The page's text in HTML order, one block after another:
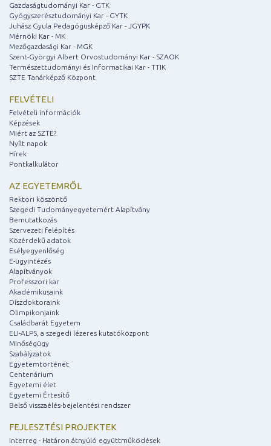
Gazdaságtudományi Kar - GTK
Gyógyszerésztudományi Kar - GYTK
Juhász Gyula Pedagógusképző Kar - JGYPK
Mérnöki Kar - MK
Mezőgazdasági Kar - MGK
Szent-Györgyi Albert Orvostudományi Kar - SZAOK
Természettudományi és Informatikai Kar - TTIK
SZTE Tanárképző Központ
FELVÉTELI
Felvételi információk
Képzések
Miért az SZTE?
Nyílt napok
Hírek
Pontkalkulátor
AZ EGYETEMRŐL
Rektori köszöntő
Szegedi Tudományegyetemért Alapítvány
Bemutatkozás
Szervezeti felépítés
Közérdekű adatok
Esélyegyenlőség
E-ügyintézés
Alapítványok
Professzori kar
Akadémikusaink
Díszdoktoraink
Olimpikonjaink
Családbarát Egyetem
ELI-ALPS, a szegedi lézeres kutatóközpont
Minőségügy
Szabályzatok
Egyetemtörténet
Centenárium
Egyetemi élet
Egyetemi Értesítő
Belső visszaélés-bejelentési rendszer
FEJLESZTÉSI PROJEKTEK
Interreg - Határon átnyúló együttműködések